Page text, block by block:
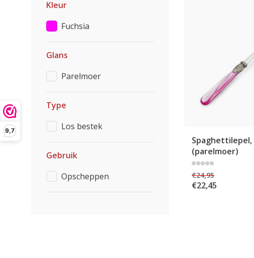
9,7
Kleur
Fuchsia
Glans
Parelmoer
Type
Los bestek
Gebruik
Opscheppen
Spaghettilepel,
(parelmoer)
€24,95
€22,45